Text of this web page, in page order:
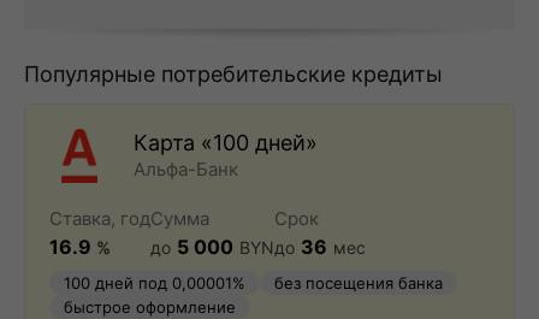
Популярные потребительские кредиты
Карта «100 дней»
Альфа-Банк
Ставка, год
16.9 %
Сумма
до 5 000 BYN
Срок
до 36 мес
100 дней под 0,00001%
без посещения банка
быстрое оформление